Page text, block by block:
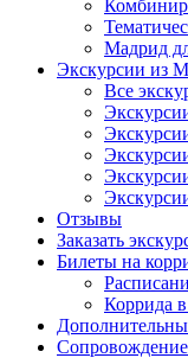
Мадрид
Экскурсии из
Все
Отзывы
Заказать
Билеты на
Коррида